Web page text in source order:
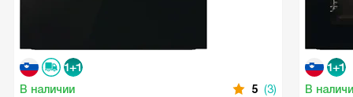
В наличии 5 (3) В